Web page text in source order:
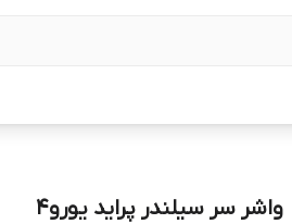
واشر سر سیلندر پراید یورو۴